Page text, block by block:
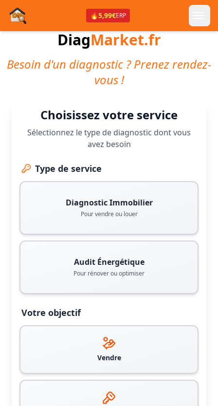
🔥5,99€ERP
DiagMarket.fr
Besoin d'un diagnostic ? Prenez rendez-
vous !
Choisissez votre service
Sélectionnez le type de diagnostic dont vous
avez besoin
Type de service
Diagnostic Immobilier
Pour vendre ou louer
Audit Énergétique
Pour rénover ou optimiser
Votre objectif
Vendre